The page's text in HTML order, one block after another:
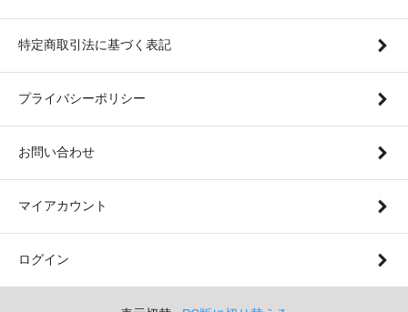
特定商取引法に基づく表記
プライバシーポリシー
お問い合わせ
マイアカウント
ログイン